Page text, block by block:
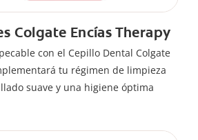
Colgate Encías Therapy
con el Cepillo Dental Colgate
tu régimen de limpieza
suave y una higiene óptima